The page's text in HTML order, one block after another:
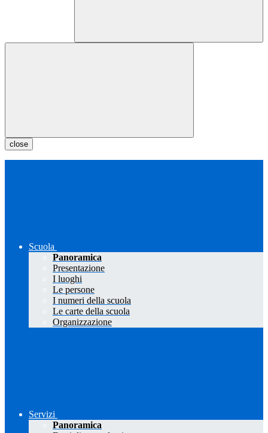
close
Scuola
Panoramica
Presentazione
I luoghi
Le persone
I numeri della scuola
Le carte della scuola
Organizzazione
Servizi
Panoramica